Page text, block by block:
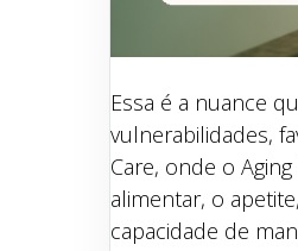
Essa é a nuance
vulnerabilidades,
Care, onde o
alimentar, o
capacidade de